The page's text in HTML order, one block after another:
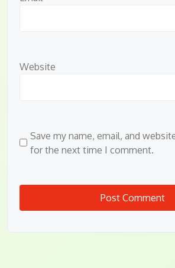
Website
Save my name, email, and
for the next time I comment.